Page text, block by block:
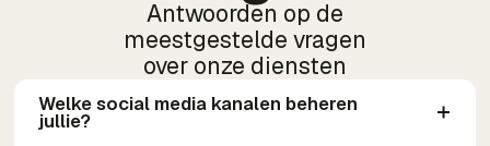
Antwoorden op de
meestgestelde vragen
over onze diensten
Welke social media kanalen beheren
jullie?